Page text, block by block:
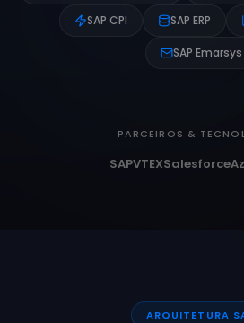
SAP CPI SAP ERP
SAP Emarsys
PARCEIROS &
SAPVTEXSalesforce
ARQUITETURA